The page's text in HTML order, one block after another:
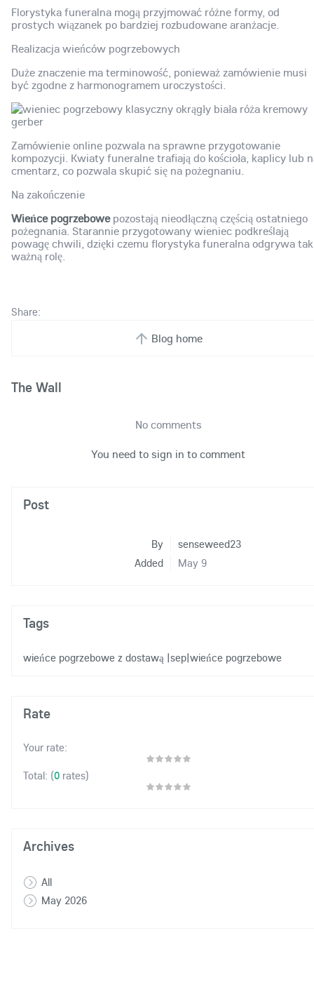
Florystyka funeralna mogą przyjmować różne formy, od
prostych wiązanek po bardziej rozbudowane aranżacje.
Realizacja wieńców pogrzebowych
Duże znaczenie ma terminowość, ponieważ zamówienie musi
być zgodne z harmonogramem uroczystości.
Zamówienie online pozwala na sprawne przygotowanie
kompozycji. Kwiaty funeralne trafiają do kościoła, kaplicy lub
cmentarz, co pozwala skupić się na pożegnaniu.
Na zakończenie
Wieńce pogrzebowepozostają nieodłączną częścią ostatniego
pożegnania. Starannie przygotowany wieniec podkreślają
powagę chwili, dzięki czemu florystyka funeralna odgrywa tak
ważną rolę.
Share:
Blog home
The Wall
No comments
You need to sign in to comment
Post
By
senseweed23
Added
May 9
Tags
wieńce pogrzebowe z dostawą |sep|wieńce pogrzebowe
Rate
Your rate:
Total: (0 rates)
Archives
All
May 2026